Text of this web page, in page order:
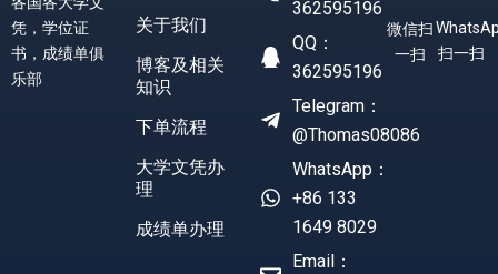
凭，学位证
书，成绩单俱
乐部
关于我们
博客及相关
知识
下单流程
大学文凭办
理
成绩单办理
362595196
QQ：
362595196
Telegram：
@Thomas08086
WhatsApp：
+86 133
1649 8029
Email：
微信扫
一扫
扫一扫